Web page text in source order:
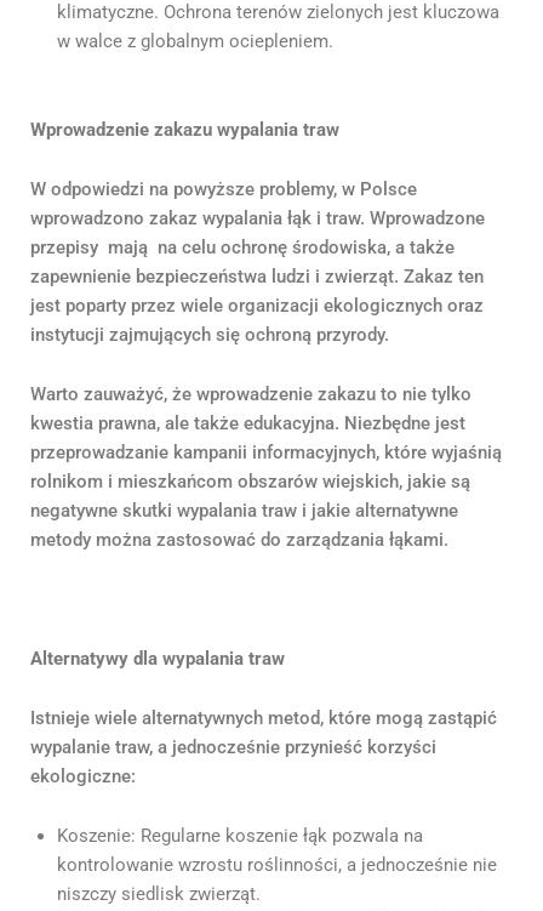
klimatyczne. Ochrona terenów zielonych jest kluczowa
w walce z globalnym ociepleniem.
Wprowadzenie zakazu wypalania traw
W odpowiedzi na powyższe problemy, w Polsce
wprowadzono zakaz wypalania łąk i traw. Wprowadzone
przepisy mają na celu ochronę środowiska, a także
zapewnienie bezpieczeństwa ludzi i zwierząt. Zakaz ten
jest poparty przez wiele organizacji ekologicznych oraz
instytucji zajmujących się ochroną przyrody.
Warto zauważyć, że wprowadzenie zakazu to nie tylko
kwestia prawna, ale także edukacyjna. Niezbędne jest
przeprowadzanie kampanii informacyjnych, które wyjaśnią
rolnikom i mieszkańcom obszarów wiejskich, jakie są
negatywne skutki wypalania traw i jakie alternatywne
metody można zastosować do zarządzania łąkami.
Alternatywy dla wypalania traw
Istnieje wiele alternatywnych metod, które mogą zastąpić
wypalanie traw, a jednocześnie przynieść korzyści
ekologiczne:
Koszenie: Regularne koszenie łąk pozwala na
kontrolowanie wzrostu roślinności, a jednocześnie nie
niszczy siedlisk zwierząt.